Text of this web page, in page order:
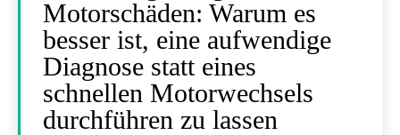
Motorschäden: Warum es
besser ist, eine aufwendige
Diagnose statt eines
schnellen Motorwechsels
durchführen zu lassen